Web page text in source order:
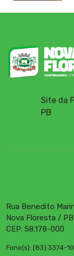
Site da
PB
Rua Benedito
Nova Floresta / PB
CEP: 58.178-000
Fone(s): (83) 3374-